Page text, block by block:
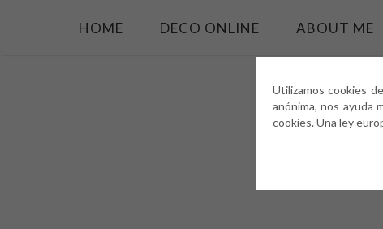
Utilizamos cookies
anónima, nos ayuda
cookies. Una ley
HOME DECO ONLINE ABOUT ME